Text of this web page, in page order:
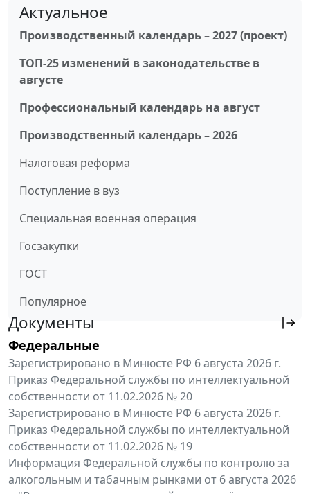
Актуальное
Производственный календарь – 2027 (проект)
ТОП-25 изменений в законодательстве в
августе
Профессиональный календарь на август
Производственный календарь – 2026
Налоговая реформа
Поступление в вуз
Специальная военная операция
Госзакупки
ГОСТ
Популярное
Документы
Федеральные
Зарегистрировано в Минюсте РФ 6 августа 2026 г.
Приказ Федеральной службы по интеллектуальной
собственности от 11.02.2026 № 20
Зарегистрировано в Минюсте РФ 6 августа 2026 г.
Приказ Федеральной службы по интеллектуальной
собственности от 11.02.2026 № 19
Информация Федеральной службы по контролю за
алкогольным и табачным рынками от 6 августа 2026